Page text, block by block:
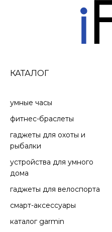
КАТАЛОГ
умные часы
фитнес-браслеты
гаджеты для охоты и
рыбалки
устройства для умного
дома
гаджеты для велоспорта
смарт-аксессуары
каталог garmin